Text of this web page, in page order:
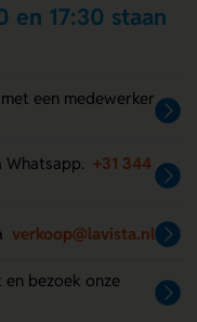
en 17:30 staan
een medewerker
Whatsapp. +31 344
verkoop@lavista.nl
en bezoek onze